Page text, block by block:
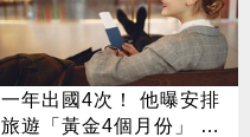
一年出國4次！ 他曝安排
旅遊「黃金4個月份」 卡